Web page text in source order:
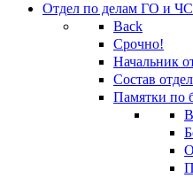
Отдел по делам ГО и ЧС
Back
Срочно!
Начальник
Состав
Памятки по